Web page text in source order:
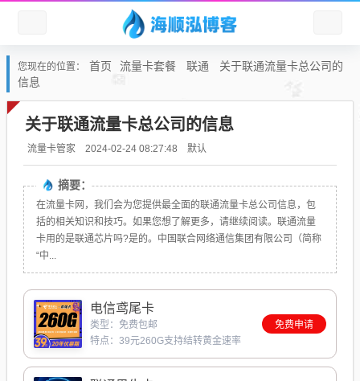
您现在的位置： 首页 流量卡套餐 联通
关于联通流量卡总公司的
信息
关于联通流量卡总公司的信息
流量卡管家 2024-02-24 08:27:48 默认
摘要：
在流量卡网，我们会为您提供最全面的联通流量卡总公司信息，包
括的相关知识和技巧。如果您想了解更多，请继续阅读。联通流量
卡用的是联通芯片吗?是的。中国联合网络通信集团有限公司（简称
“中...
电信鸢尾卡
类型：免费包邮
特点：39元260G支持结转黄金速率
免费申请